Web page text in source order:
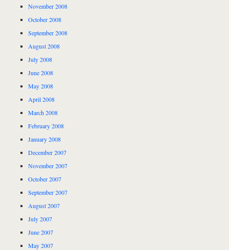
November 2008
October 2008
September 2008
August 2008
July 2008
June 2008
May 2008
April 2008
March 2008
February 2008
January 2008
December 2007
November 2007
October 2007
September 2007
August 2007
July 2007
June 2007
May 2007